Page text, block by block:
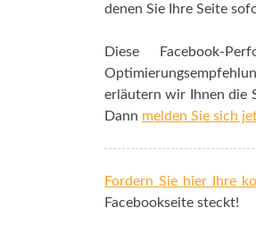
denen Sie Ihre Seite
Diese Facebook-
erläutern wir Ihnen die
Dann melden Sie sich
Fordern Sie hier Ihre
Facebookseite steckt!